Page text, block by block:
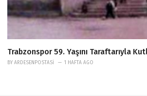
Trabzonspor 59. Yaşını Taraftarıyla
BY ARDESENPOSTASI 1 HAFTA AGO